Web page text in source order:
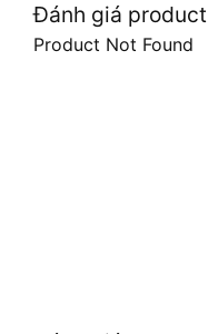
Đánh giá product
Product Not Found